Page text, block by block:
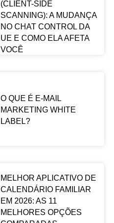
(CLIENT-SIDE
SCANNING): A MUDANÇA
NO CHAT CONTROL DA
UE E COMO ELA AFETA
VOCÊ
O QUE É E-MAIL
MARKETING WHITE
LABEL?
MELHOR APLICATIVO DE
CALENDÁRIO FAMILIAR
EM 2026: AS 11
MELHORES OPÇÕES